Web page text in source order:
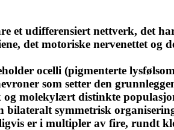
et udifferensiert nettverk, det
det motoriske nervenettet og
ocelli (pigmenterte
som setter den
molekylært distinkte
bilateralt symmetrisk
er i multipler av fire, rundt